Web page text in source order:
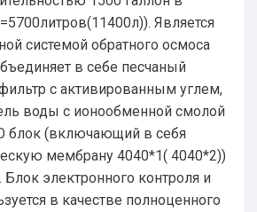
Является
системой обратного осмоса
в себе песчаный
с активированным углем,
воды с ионообменной смолой
блок (включающий в себя
мембрану 4040*1( 4040*2))
Блок электронного контроля и
в качестве полноценного